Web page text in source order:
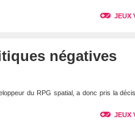
JEUX
négatives
du RPG spatial, a donc pris la
JEUX